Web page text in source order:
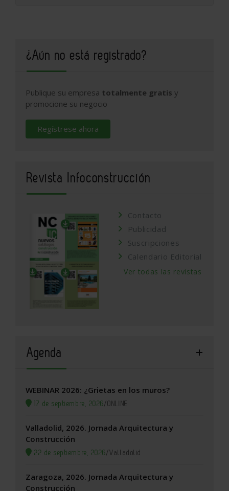
¿Aún no está registrado?
Publique su empresa totalmente gratis y
promocione su negocio
Regístrese ahora
Revista Infoconstrucción
Contacto
Publicidad
Suscripciones
Calendario Editorial
Ver todas las revistas
Agenda
WEBINAR 2026: ¿Grietas en los muros?
17 de septiembre, 2026/ONLINE
Valladolid, 2026. Jornada Arquitectura y
Construcción
22 de septiembre, 2026/Valladolid
Zaragoza, 2026. Jornada Arquitectura y
Construcción